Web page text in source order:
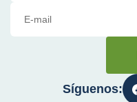
Síguenos: